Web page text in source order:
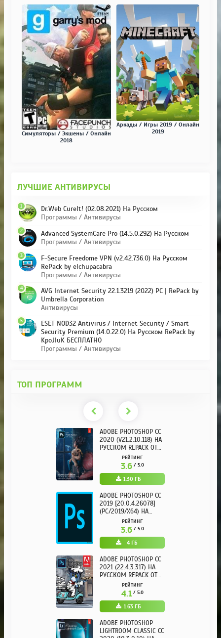
Симуляторы / Экшены / Онлайн
2018
Аркады / Игры 2019 / Онлайн
2019
ЛУЧШИЕ АНТИВИРУСЫ
Dr.Web CureIt! (02.08.2021) На Русском
Программы / Антивирусы
1
Advanced SystemCare Pro (14.5.0.292) На Русском
Программы / Антивирусы
2
F-Secure Freedome VPN (v2.42.736.0) На Русском
RePack by elchupacabra
Программы / Антивирусы
3
AVG Internet Security 22.1.3219 (2022) PC | RePack by
Umbrella Corporation
Антивирусы
4
ESET NOD32 Antivirus / Internet Security / Smart
Security Premium (14.0.22.0) На Русском RePack by
KpoJIuK БЕСПЛАТНО
Программы / Антивирусы
5
ТОП ПРОГРАММ
ADOBE PHOTOSHOP CC
2020 (V21.2.10.118) НА
РУССКОМ REPACK ОТ
KPOJIUKРЕЙТИНГ
3.6/ 5.0
1.30 ГБ
ADOBE PHOTOSHOP CC
2019 [20.0.4.26078]
(PC/2019/X64) НА
РУССКОМРЕЙТИНГ
3.6/ 5.0
4 ГБ
ADOBE PHOTOSHOP CC
2021 (22.4.3.317) НА
РУССКОМ REPACK ОТ
KPOJIUKРЕЙТИНГ
4.1 / 5.0
1.63 ГБ
ADOBE PHOTOSHOP
LIGHTROOM CLASSIC CC